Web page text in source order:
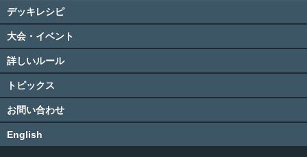
デッキレシピ
大会・イベント
詳しいルール
トピックス
お問い合わせ
English